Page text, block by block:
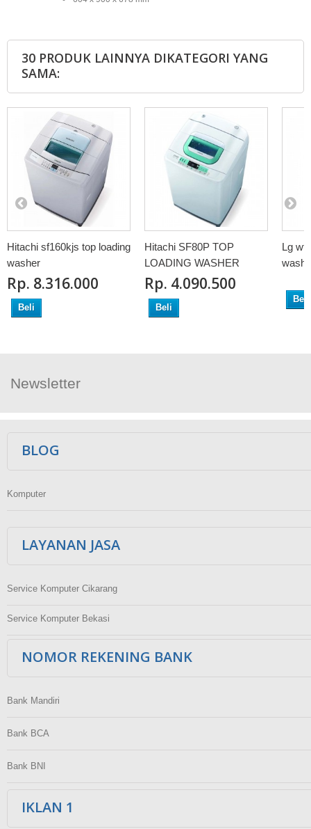
30 PRODUK LAINNYA DIKATEGORI YANG
SAMA:
Hitachi sf160kjs top loading
washer
Rp‎. 8.316.000
Beli
Hitachi SF80P TOP
LOADING WASHER
Rp‎. 4.090.500
Beli
Lg
Beli
Newsletter
BLOG
Komputer
LAYANAN JASA
Service Komputer Cikarang
Service Komputer Bekasi
NOMOR REKENING BANK
Bank Mandiri
Bank BCA
Bank BNI
IKLAN 1